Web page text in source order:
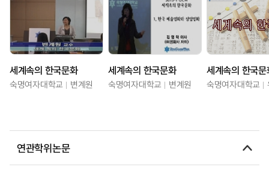
세계속의 한국문화
숙명여자대학교 변계원
세계속의 한국문화
숙명여자대학교 변계원
세계속의 한국문
숙명여자대학교
연관학위논문